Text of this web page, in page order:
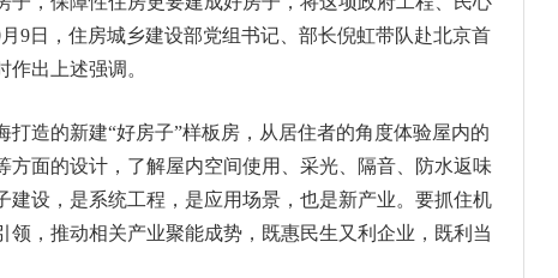
9日，住房城乡建设部党组书记、部长倪虹带队赴北京首
出上述强调。
打造的新建“好房子”样板房，从居住者的角度体验屋内的
方面的设计，了解屋内空间使用、采光、隔音、防水返味
建设，是系统工程，是应用场景，也是新产业。要抓住机
领，推动相关产业聚能成势，既惠民生又利企业，既利当